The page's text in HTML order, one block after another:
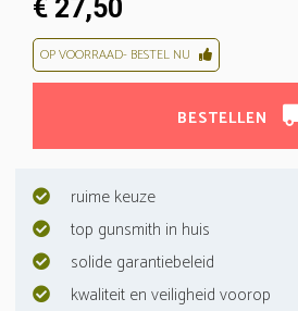
€ 27,50
OP VOORRAAD- BESTEL NU
BESTELLEN
ruime keuze
top gunsmith in huis
solide garantiebeleid
kwaliteit en veiligheid voorop